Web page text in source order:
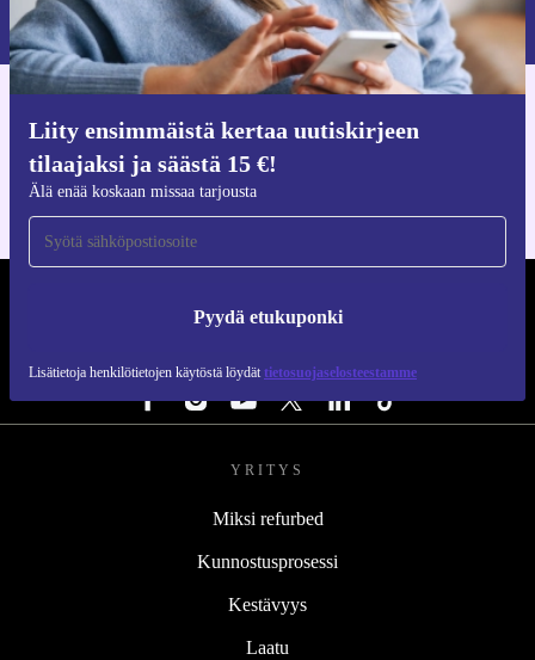
Liity ensimmäistä kertaa uutiskirjeen
tilaajaksi ja säästä 15 €!
Älä enää koskaan missaa tarjousta
Pyydä etukuponki
Lisätietoja henkilötietojen käytöstä löydät tietosuojaselosteestamme
Lisätietoja henkilötietojen käytöstä löydättietosuojaselosteestamme.
iOS:lle ja Androidille
YRITYS
Miksi refurbed
Kunnostusprosessi
Kestävyys
Laatu